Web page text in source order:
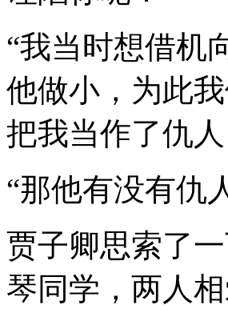
“我当时想借机
他做小，为此
把我当作了仇
“那他有没有仇
贾子卿思索了
琴同学，两人